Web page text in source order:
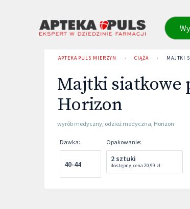
APTEKA PULS MIERZYN › CIĄŻA › MAJTKI
Majtki siatkowe
Horizon
wyrób medyczny, odzież medyczna, Horizon
Dawka:
40-44
Opakowanie:
2 sztuki
dostępny,cena 20,99 zł